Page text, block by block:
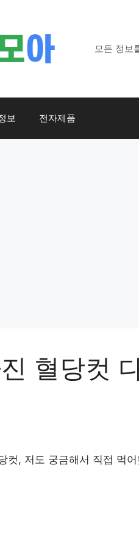
모든 정보
보 전자제품
혈당컷
컷, 저도 궁금해서 직접 먹